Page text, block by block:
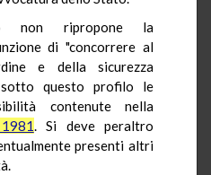
non ripropone la
di "concorrere al
e della sicurezza
sotto questo profilo le
contenute nella
. Si deve peraltro
presenti altri